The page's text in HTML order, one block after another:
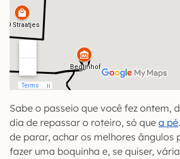
Sabe o passeio que você fez ontem,
dia de repassar o roteiro, só que a pé
de parar, achar os melhores
fazer uma boquinha e, se quiser,